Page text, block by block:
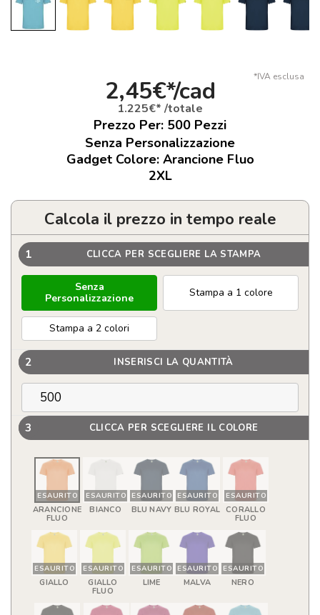
*IVA esclusa
2,45€*/cad
1.225€* /totale
Prezzo Per: 500 Pezzi
Senza Personalizzazione
Gadget Colore: Arancione Fluo
2XL
Calcola il prezzo in tempo reale
1 CLICCA PER SCEGLIERE LA STAMPA
Senza
Personalizzazione
Stampa a 1 colore
Stampa a 2 colori
2 INSERISCI LA QUANTITÀ
3 CLICCA PER SCEGLIERE IL COLORE
ESAURITO
ARANCIONE
FLUO
ESAURITO
BIANCO
ESAURITO
BLU NAVY
ESAURITO
BLU ROYAL
ESAURITO
CORALLO
FLUO
ESAURITO
GIALLO
ESAURITO
GIALLO
FLUO
ESAURITO
LIME
ESAURITO
MALVA
ESAURITO
NERO